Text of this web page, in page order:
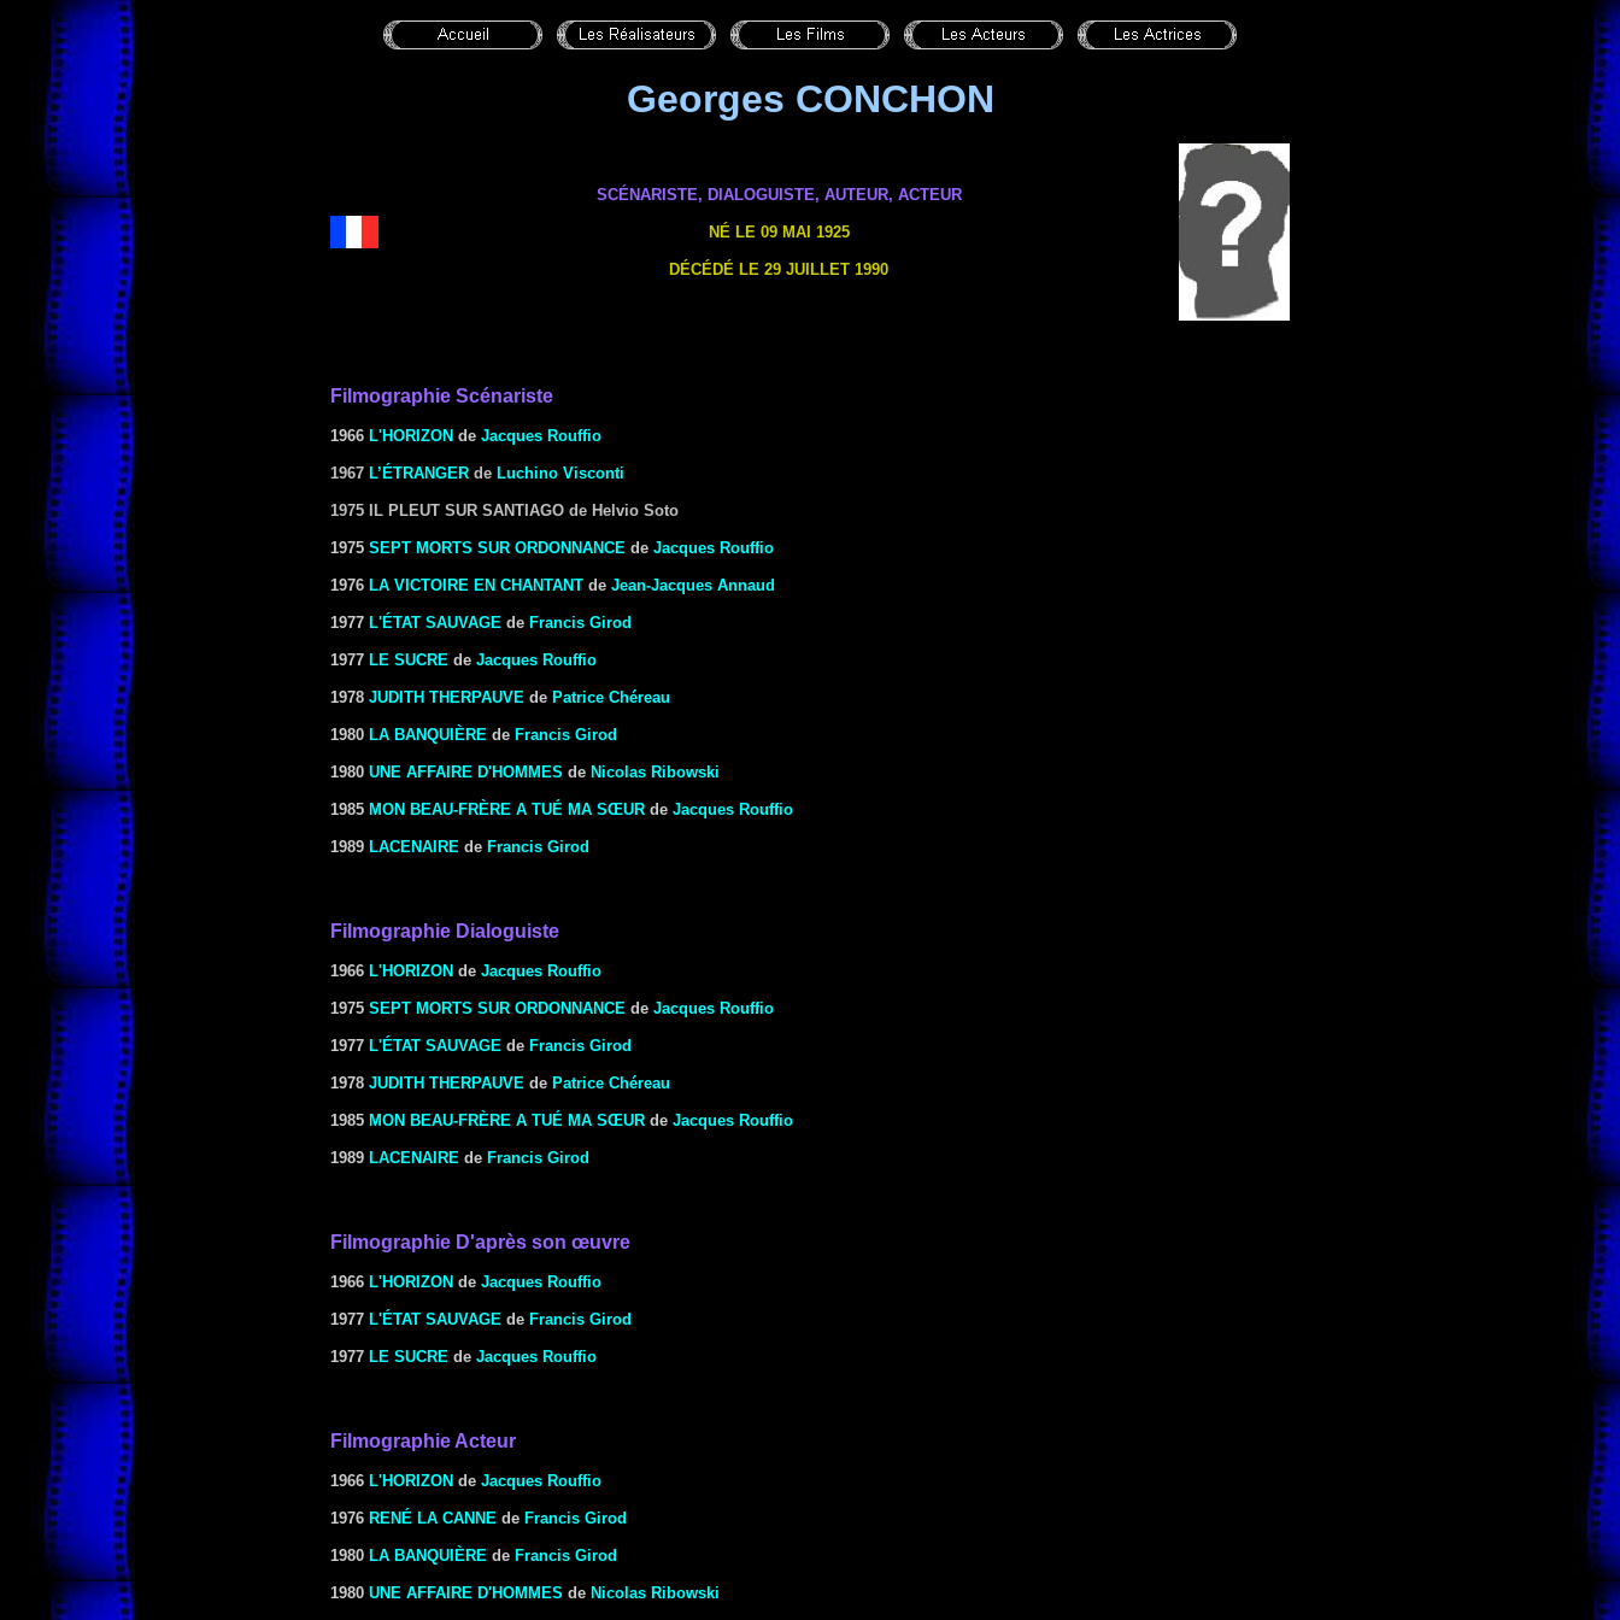
Georges CONCHON
SCÉNARISTE, DIALOGUISTE, AUTEUR, ACTEUR
NÉ LE 09 MAI 1925
DÉCÉDÉ LE 29 JUILLET 1990
Filmographie Scénariste
1966 L'HORIZON de Jacques Rouffio
1967 L’ÉTRANGER de Luchino Visconti
1975 IL PLEUT SUR SANTIAGO de Helvio Soto
1975 SEPT MORTS SUR ORDONNANCE de Jacques Rouffio
1976 LA VICTOIRE EN CHANTANT de Jean-Jacques Annaud
1977 L'ÉTAT SAUVAGE de Francis Girod
1977 LE SUCRE de Jacques Rouffio
1978 JUDITH THERPAUVE de Patrice Chéreau
1980 LA BANQUIÈRE de Francis Girod
1980 UNE AFFAIRE D'HOMMES de Nicolas Ribowski
1985 MON BEAU-FRÈRE A TUÉ MA SŒUR de Jacques Rouffio
1989 LACENAIRE de Francis Girod
Filmographie Dialoguiste
1966 L'HORIZON de Jacques Rouffio
1975 SEPT MORTS SUR ORDONNANCE de Jacques Rouffio
1977 L'ÉTAT SAUVAGE de Francis Girod
1978 JUDITH THERPAUVE de Patrice Chéreau
1985 MON BEAU-FRÈRE A TUÉ MA SŒUR de Jacques Rouffio
1989 LACENAIRE de Francis Girod
Filmographie D'après son œuvre
1966 L'HORIZON de Jacques Rouffio
1977 L'ÉTAT SAUVAGE de Francis Girod
1977 LE SUCRE de Jacques Rouffio
Filmographie Acteur
1966 L'HORIZON de Jacques Rouffio
1976 RENÉ LA CANNE de Francis Girod
1980 LA BANQUIÈRE de Francis Girod
1980 UNE AFFAIRE D'HOMMES de Nicolas Ribowski